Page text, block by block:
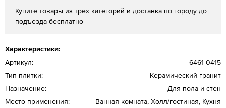
Купите товары из трех категорий и доставка по городу до
подъезда бесплатно
Характеристики:
Артикул:
6461-0415
Тип плитки:
Керамический гранит
Назначение:
Для пола и стен
Место применения:
Ванная комната, Холл/гостиная, Кухня